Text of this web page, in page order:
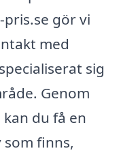
gör vi
med
sig
Genom
du få en
finns,